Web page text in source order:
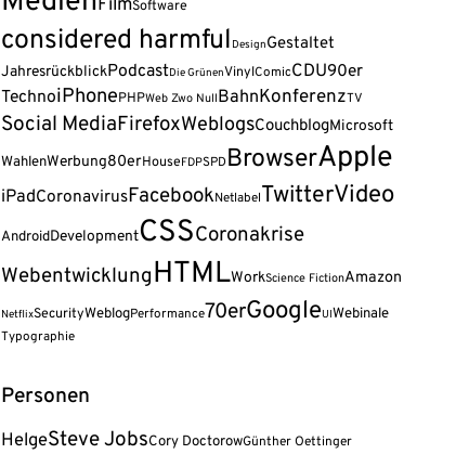
FilmSoftware
considered harmful DesignGestaltet
JahresrückblickPodcastDie GrünenVinylComicCDU90er
TechnoiPhonePHPWeb Zwo NullBahnKonferenzTV
Social MediaFirefoxWeblogsCouchblogMicrosoft
WahlenWerbung80erHouseFDPSPD BrowserApple
iPadCoronavirusFacebookNetlabelTwitterVideo
AndroidDevelopmentCSSCoronakrise
WebentwicklungHTMLWorkScience FictionAmazon
NetflixSecurityWeblogPerformance70erGoogleUIWebinale
Typographie
Personen
HelgeSteve JobsCory DoctorowGünther Oettinger